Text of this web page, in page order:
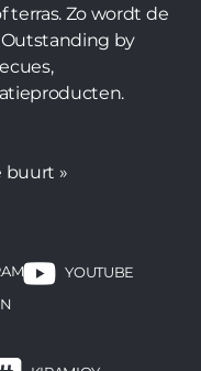
terras. Zo wordt de
by
buurt »
YOUTUBE